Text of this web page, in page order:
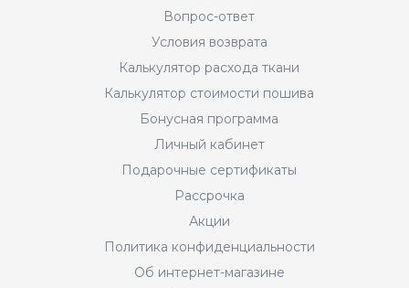
Вопрос-ответ
Условия возврата
Калькулятор расхода ткани
Калькулятор стоимости пошива
Бонусная программа
Личный кабинет
Подарочные сертификаты
Рассрочка
Акции
Политика конфиденциальности
Об интернет-магазине